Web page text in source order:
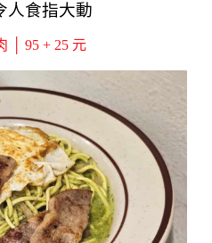
人食指大動
│ 95 + 25 元